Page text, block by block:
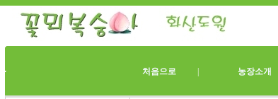
처음으로 농장소개